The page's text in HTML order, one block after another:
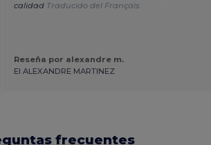
calidad Traducido del Français
Reseña por alexandre m.
EI ALEXANDRE MARTINEZ
frecuentes